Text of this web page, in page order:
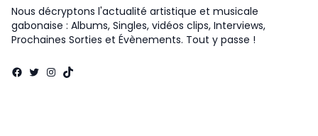
Nous décryptons l'actualité artistique et musicale
gabonaise : Albums, Singles, vidéos clips, Interviews,
Prochaines Sorties et Évènements. Tout y passe !
Facebook
Twitter
Instagram
TikTok